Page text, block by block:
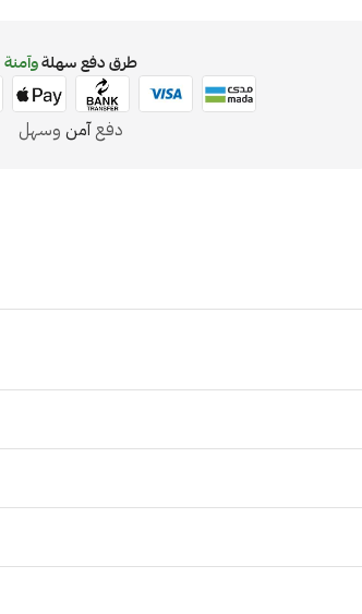
طرق دفع سهلةوآمنة
دفعآمنوسهل